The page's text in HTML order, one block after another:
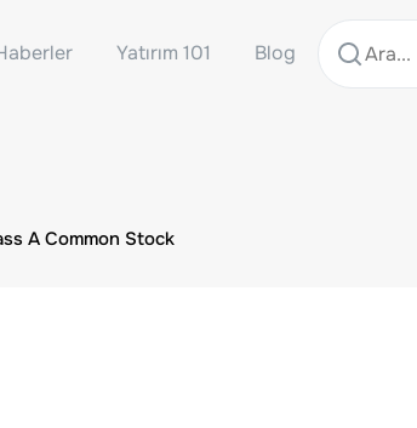
Yatırım 101 Blog
A Common Stock